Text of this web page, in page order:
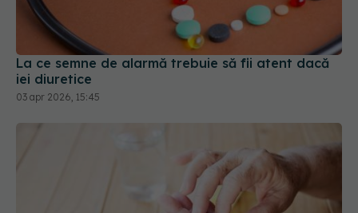
La ce semne de alarmă trebuie să fii atent dacă
iei diuretice
03 apr 2026, 15:45